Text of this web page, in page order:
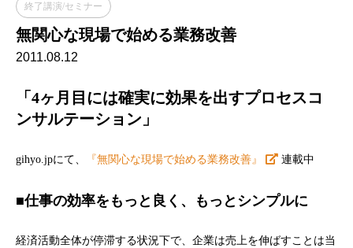
終了講演/セミナー
無関心な現場で始める業務改善
2011.08.12
「4ヶ月目には確実に効果を出すプロセスコ
ンサルテーション」
gihyo.jpにて、 『無関心な現場で始める業務改善』 連載中
■仕事の効率をもっと良く、もっとシンプルに
経済活動全体が停滞する状況下で、企業は売上を伸ばすことは当